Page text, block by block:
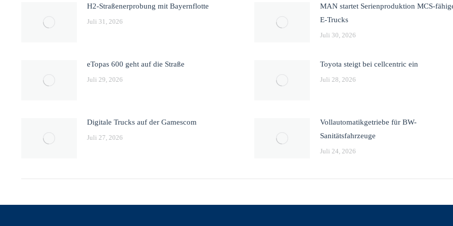
H2-Straßenerprobung mit Bayernflotte
Juli 31, 2026
MAN startet Serienproduktion MCS-
E-Trucks
Juli 30, 2026
eTopas 600 geht auf die Straße
Juli 29, 2026
Toyota steigt bei cellcentric ein
Juli 28, 2026
Digitale Trucks auf der Gamescom
Juli 27, 2026
Vollautomatikgetriebe für BW-
Sanitätsfahrzeuge
Juli 24, 2026